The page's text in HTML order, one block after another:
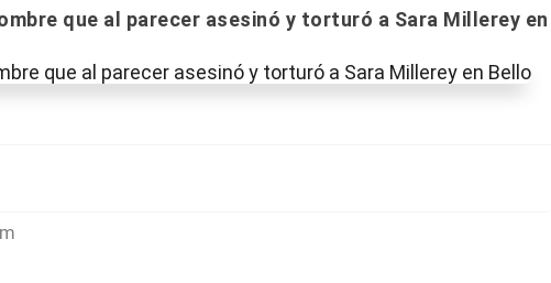
que al parecer asesinó y torturó a Sara Millerey en